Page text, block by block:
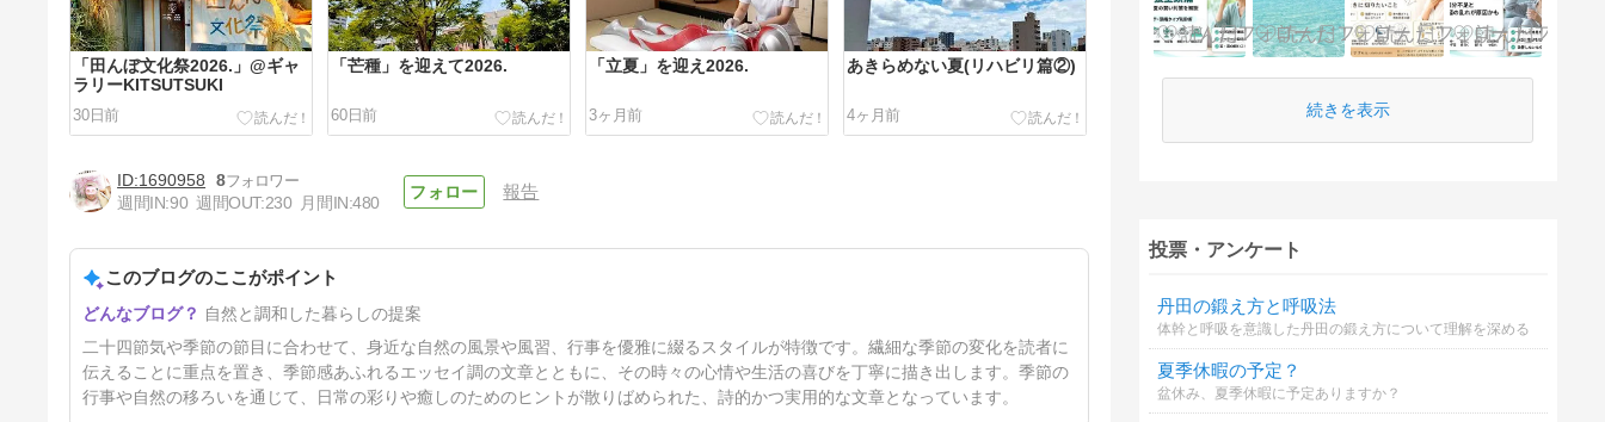
「田んぼ文化祭2026.」@ギャ
ラリーKITSUTSUKI
30日前
「芒種」を迎えて2026.
60日前
「立夏」を迎え2026.
3ヶ月前
あきらめない夏(リハビリ篇②)
4ヶ月前
「清明」2026.を迎え
4ヶ月前
1690958
8
週間IN:90 週間OUT:230 月間IN:480
報告
このブログのここがポイント
自然と調和した暮らしの提案
二十四節気や季節の節目に合わせて、身近な自然の風景や風習、行事を優雅に綴るスタイルが特徴です。繊細な季節の変化を読者に
伝えることに重点を置き、季節感あふれるエッセイ調の文章とともに、その時々の心情や生活の喜びを丁寧に描き出します。季節の
行事や自然の移ろいを通じて、日常の彩りや癒しのためのヒントが散りばめられた、詩的かつ実用的な文章となっています。
続きを表示
投票・アンケート
丹田の鍛え方と呼吸法
体幹と呼吸を意識した丹田の鍛え方について理解を深める
夏季休暇の予定？
盆休み、夏季休暇に予定ありますか？